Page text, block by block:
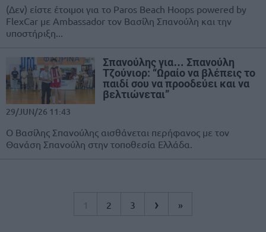
(Δεν) είστε έτοιμοι για το Paros Beach Hoops powered by
FlexCar με Ambassador τον Βασίλη Σπανούλη και την
υποστήριξη...
Σπανούλης για… Σπανούλη
Τζούνιορ: “Ωραίο να βλέπεις το
παιδί σου να προοδεύει και να
βελτιώνεται”
29/JUN/26 11:43
Ο Βασίλης Σπανούλης αισθάνεται περήφανος με τον
Θανάση Σπανούλη στην τοποθεσία Ελλάδα.
1 2 3 › »